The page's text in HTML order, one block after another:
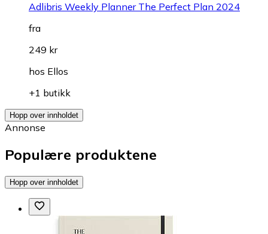
Adlibris Weekly Planner The Perfect Plan 2024
fra
249 kr
hos Ellos
+1 butikk
Hopp over innholdet
Annonse
Populære produktene
Hopp over innholdet